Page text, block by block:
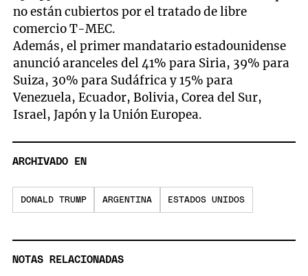
no están cubiertos por el tratado de libre
comercio T-MEC.
Además, el primer mandatario estadounidense
anunció aranceles del 41% para Siria, 39% para
Suiza, 30% para Sudáfrica y 15% para
Venezuela, Ecuador, Bolivia, Corea del Sur,
Israel, Japón y la Unión Europea.
ARCHIVADO EN
DONALD TRUMP ARGENTINA ESTADOS UNIDOS
NOTAS RELACIONADAS